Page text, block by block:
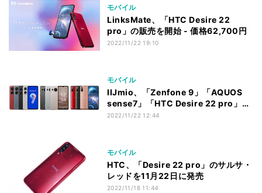
モバイル
LinksMate、「HTC Desire 22
pro」の販売を開始 - 価格62,700円
2022/11/22 19:10
モバイル
IIJmio、「Zenfone 9」「AQUOS
sense7」「HTC Desire 22 pro」を
11月25日から販売
2022/11/22 12:44
モバイル
HTC、「Desire 22 pro」のサルサ・
レッドを11月22日に発売
2022/11/18 11:44